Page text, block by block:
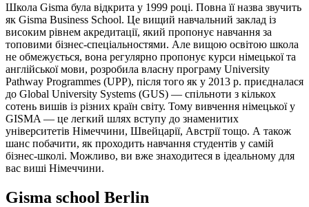
Школа Gisma була відкрита у 1999 році. Повна її назва звучить
як Gisma Business School. Це вищий навчальний заклад із
високим рівнем акредитації, який пропонує навчання за
топовими бізнес-спеціальностями. Але вищою освітою школа
не обмежується, вона регулярно пропонує курси німецької та
англійської мови, розробила власну програму University
Pathway Programmes (UPP), після того як у 2013 р. приєдналася
до Global University Systems (GUS) — спільноти з кількох
сотень вишів із різних країн світу. Тому вивчення німецької у
GISMA — це легкий шлях вступу до знаменитих
університетів Німеччини, Швейцарії, Австрії тощо. А також
шанс побачити, як проходить навчання студентів у самій
бізнес-школі. Можливо, ви вже знаходитеся в ідеальному для
вас виші Німеччини.
Gisma school Berlin